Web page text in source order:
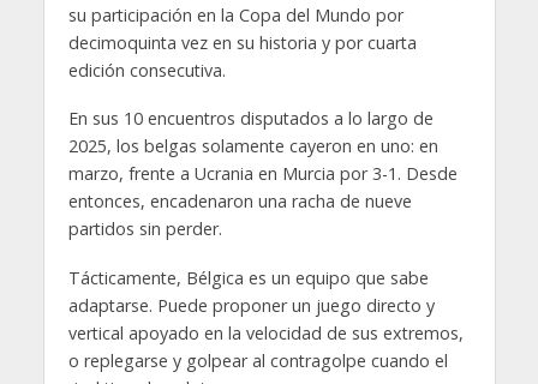
su participación en la Copa del Mundo por
decimoquinta vez en su historia y por cuarta
edición consecutiva.
En sus 10 encuentros disputados a lo largo de
2025, los belgas solamente cayeron en uno: en
marzo, frente a Ucrania en Murcia por 3-1. Desde
entonces, encadenaron una racha de nueve
partidos sin perder.
Tácticamente, Bélgica es un equipo que sabe
adaptarse. Puede proponer un juego directo y
vertical apoyado en la velocidad de sus extremos,
o replegarse y golpear al contragolpe cuando el